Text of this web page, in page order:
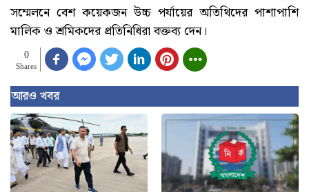
সম্মেলনে বেশ কয়েকজন উচ্চ পর্যায়ের অতিথিদের পাশাপাশি
মালিক ও শ্রমিকদের প্রতিনিধিরা বক্তব্য দেন।
0
Shares
আরও খবর